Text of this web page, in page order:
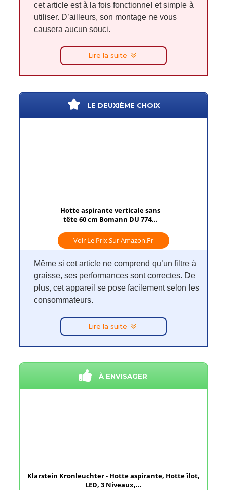
cet article est à la fois fonctionnel et simple à
utiliser. D’ailleurs, son montage ne vous
causera aucun souci.
Lire la suite
LE DEUXIÈME CHOIX
Hotte aspirante verticale sans
tête 60 cm Bomann DU 774...
Voir Le Prix Sur Amazon.fr
Même si cet article ne comprend qu’un filtre à
graisse, ses performances sont correctes. De
plus, cet appareil se pose facilement selon les
consommateurs.
Lire la suite
À ENVISAGER
Klarstein Kronleuchter - Hotte aspirante, Hotte îlot,
LED, 3 Niveaux,...